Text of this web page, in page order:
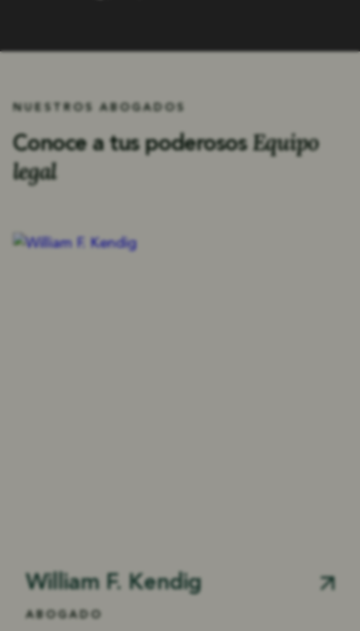
NUESTROS ABOGADOS
Conoce a tus poderososEquipo
legal
William F. Kendig
ABOGADO